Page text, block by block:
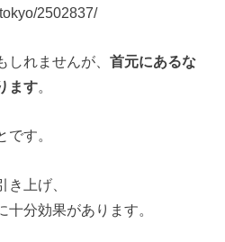
2502837/
しれませんが、首元にあるな
ます。
す。
上げ、
分効果があります。